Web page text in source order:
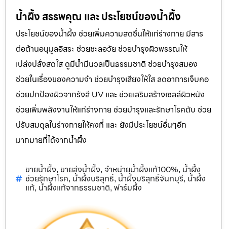
น้ำผึ้ง สรรพคุณ และ ประโยชน์ของน้ำผึ้ง
ประโยชน์ของน้ำผึ้ง ช่วยเพิ่มความสดชื่นให้แก่ร่างกาย มีสาร
ต่อต้านอนุมูลอิสระ ช่วยชะลอวัย ช่วยบำรุงผิวพรรณให้
เปล่งปลั่งสดใส ดูมีน้ำมีนวลเป็นธรรมชาติ ช่วยบำรุงสมอง
ช่วยในเรื่องของความจำ ช่วยบำรุงเสียงให้ใส ลดอาการเจ็บคอ
ช่วยปกป้องผิวจากรังสี UV และ ช่วยเสริมสร้างเซลล์ผิวหนัง
ช่วยเพิ่มพลังงานให้แก่ร่างกาย ช่วยบำรุงและรักษาโรคตับ ช่วย
ปรับสมดุลในร่างกายให้คงที่ และ ยังมีประโยชน์อื่นๆอีก
มากมายที่ได้จากน้ำผึ้ง
ขายน้ำผึ้ง, ขายส่งน้ำผึ้ง, จำหน่ายน้ำผึ้งแท้100%, น้ำผึ้ง
ช่วยรักษาโรค, น้ำผึ้งบริสุทธิ์, น้ำผึ้งบริสุทธิ์จันทบุรี, น้ำผึ้ง
แท้, น้ำผึ้งแท้จากธรรมชาติ, ฟาร์มผึ้ง